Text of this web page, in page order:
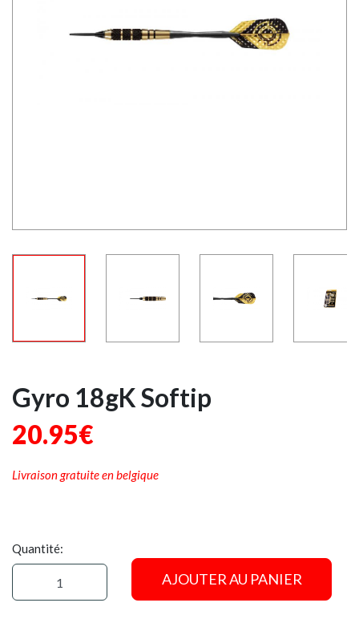
Gyro 18gK Softip
20.95€
Livraison gratuite en belgique
Quantité:
AJOUTER AU PANIER